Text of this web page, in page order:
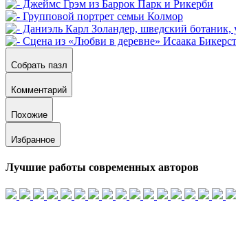
Собрать пазл
Комментарий
Похожие
Избранное
Лучшие работы современных авторов